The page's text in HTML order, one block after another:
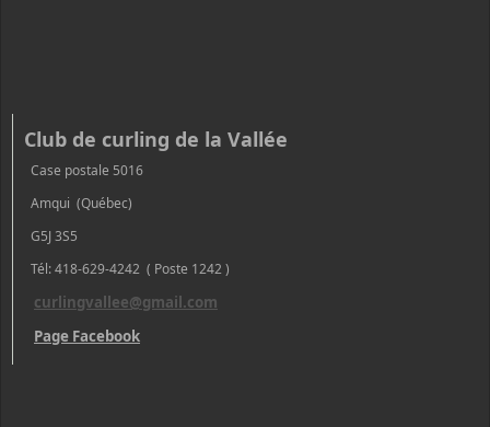
Club de curling de la Vallée
Case postale 5016
Amqui (Québec)
G5J 3S5
Tél: 418-629-4242 ( Poste 1242 )
curlingvallee@gmail.com
Page Facebook